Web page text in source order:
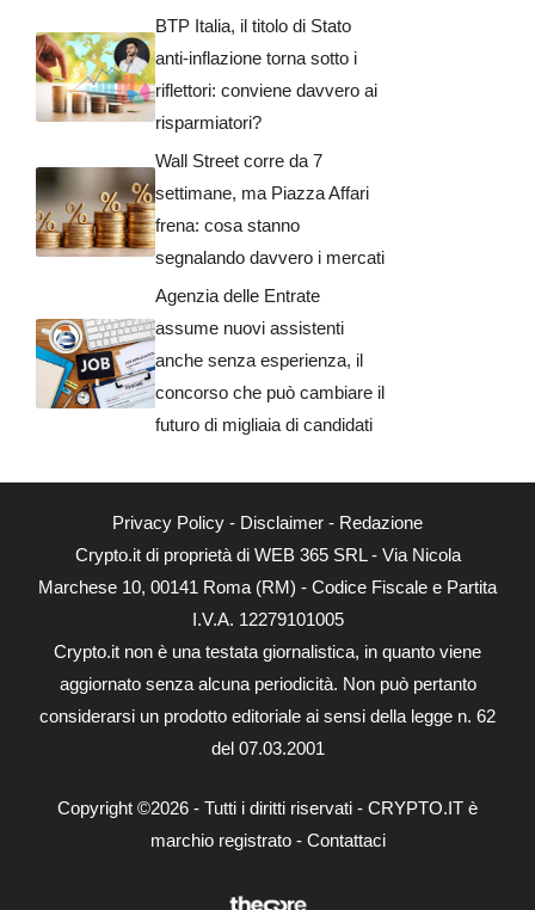
BTP Italia, il titolo di Stato
anti-inflazione torna sotto i
riflettori: conviene davvero ai
risparmiatori?
Wall Street corre da 7
settimane, ma Piazza Affari
frena: cosa stanno
segnalando davvero i mercati
Agenzia delle Entrate
assume nuovi assistenti
anche senza esperienza, il
concorso che può cambiare il
futuro di migliaia di candidati
Privacy Policy - Disclaimer - Redazione
Crypto.it di proprietà di WEB 365 SRL - Via Nicola
Marchese 10, 00141 Roma (RM) - Codice Fiscale e Partita
I.V.A. 12279101005
Crypto.it non è una testata giornalistica, in quanto viene
aggiornato senza alcuna periodicità. Non può pertanto
considerarsi un prodotto editoriale ai sensi della legge n. 62
del 07.03.2001
Copyright ©2026 - Tutti i diritti riservati - CRYPTO.IT è
marchio registrato - Contattaci